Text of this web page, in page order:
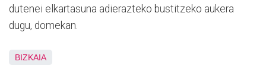
dutenei elkartasuna adierazteko bustitzeko aukera
dugu, domekan.
BIZKAIA